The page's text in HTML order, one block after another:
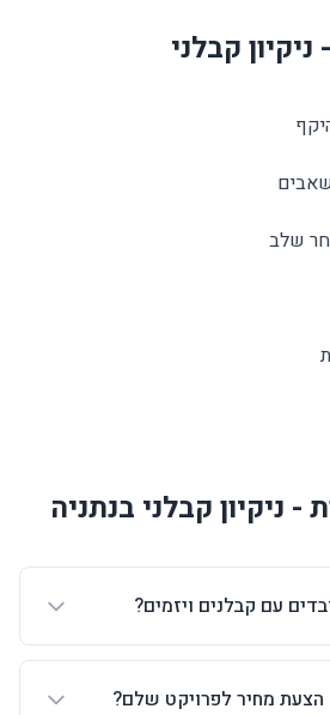
קבלני
שלב
- ניקיון קבלני בנתניה
עם קבלנים ויזמים?
הצעת מחיר לפרויקט שלם?